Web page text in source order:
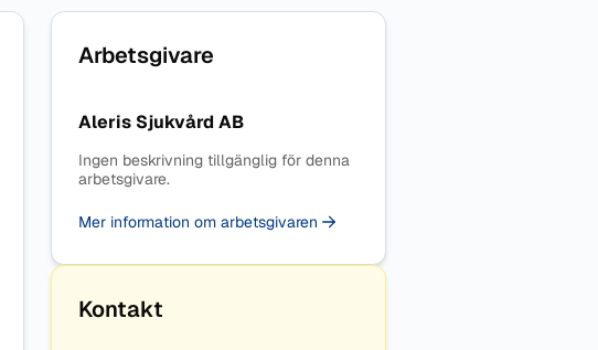
Arbetsgivare
Aleris Sjukvård AB
Ingen beskrivning tillgänglig för denna
arbetsgivare.
Mer information om arbetsgivaren
Kontakt